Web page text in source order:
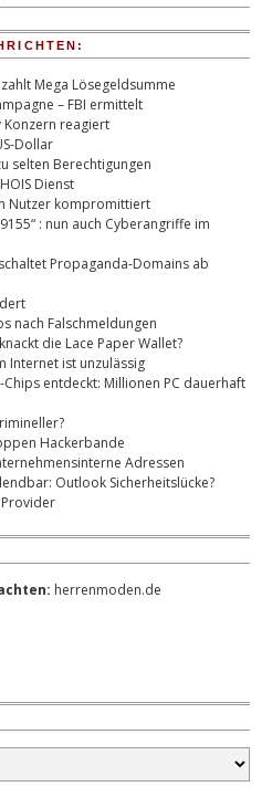
Mega Lösegeldsumme
– FBI ermittelt
Konzern reagiert
Dollar
selten Berechtigungen
Dienst
Nutzer kompromittiert
: nun auch Cyberangriffe im
Propaganda-Domains ab
nach Falschmeldungen
die Lace Paper Wallet?
Internet ist unzulässig
entdeckt: Millionen PC dauerhaft
Hackerbande
Adressen
Outlook Sicherheitslücke?
herrenmoden.de